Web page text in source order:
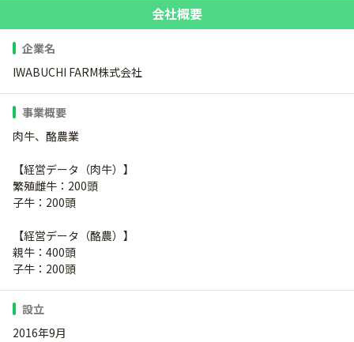
会社概要
企業名
IWABUCHI FARM株式会社
事業概要
肉牛、酪農業
【経営データ（肉牛）】
繁殖雌牛：200頭
子牛：200頭
【経営データ（酪農）】
親牛：400頭
子牛：200頭
設立
2016年9月